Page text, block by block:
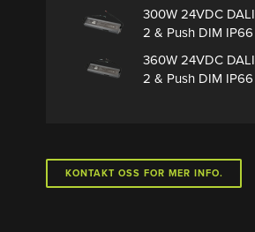
300W 24VDC DALI
2 & Push DIM IP66
360W 24VDC DALI
2 & Push DIM IP66
KONTAKT OSS FOR MER INFO.